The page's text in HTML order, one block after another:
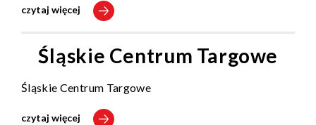
czytaj więcej
Śląskie Centrum Targowe
Śląskie Centrum Targowe
czytaj więcej